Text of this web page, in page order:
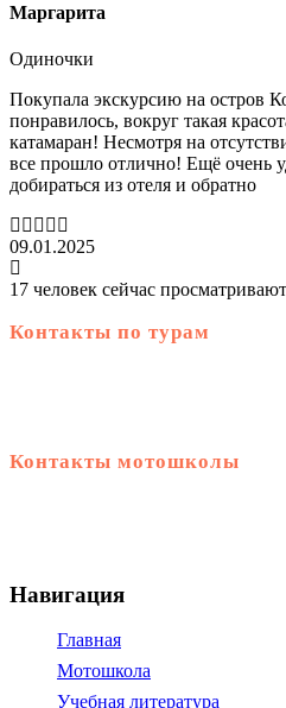
Маргарита
Одиночки
Покупала экскурсию на остров
понравилось, вокруг такая
катамаран! Несмотря на
все прошло отлично! Ещё очень
добираться из отеля и обратно
09.01.2025
17 человек сейчас
Контакты по турам
Контакты мотошколы
Навигация
Главная
Мотошкола
Учебная литература